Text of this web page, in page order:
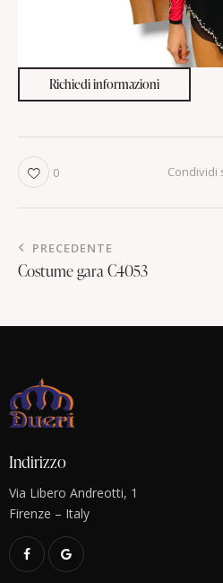
Richiedi informazioni
0
PRECEDENTE
Costume gara C4053
Indirizzo
Via Libero Andreotti, 1
Firenze – Italy